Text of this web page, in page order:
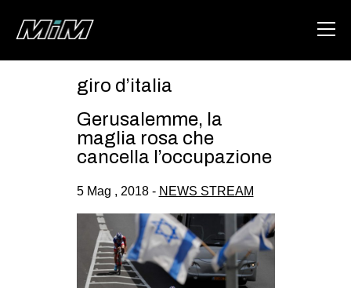
ABOUT
DEGENERAZIONE
GAZA FREESTYLE
CSOA LAMBRETTA
MSM
giro d’italia
Gerusalemme, la
maglia rosa che
cancella l’occupazione
5 Mag , 2018 - NEWS STREAM